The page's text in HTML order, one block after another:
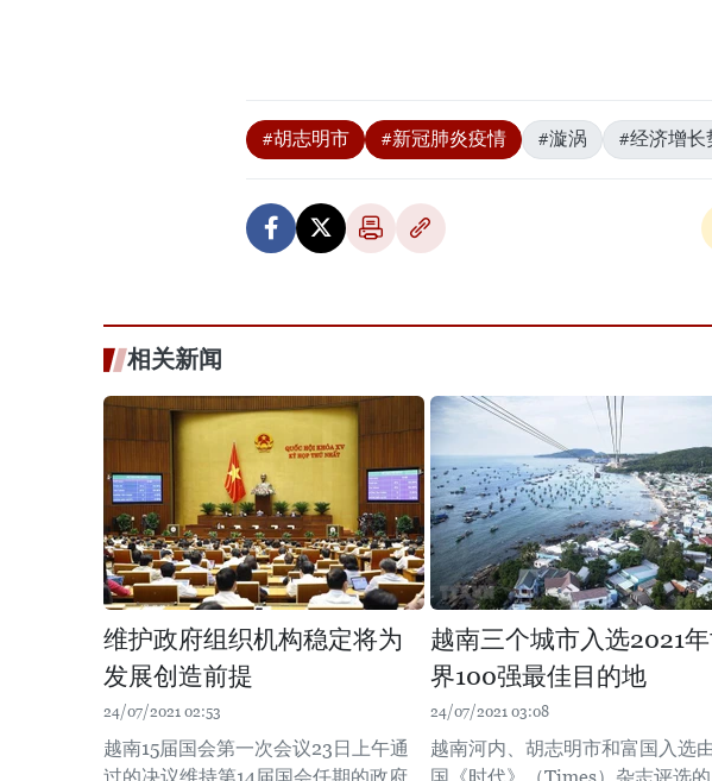
#胡志明市 #新冠肺炎疫情 #漩涡 #经济增长
相关新闻
维护政府组织机构稳定将为
发展创造前提
24/07/2021 02:53
越南15届国会第一次会议23日上午通
越南三个城市入选2021
界100强最佳目的地
24/07/2021 03:08
越南河内、胡志明市和富国入选